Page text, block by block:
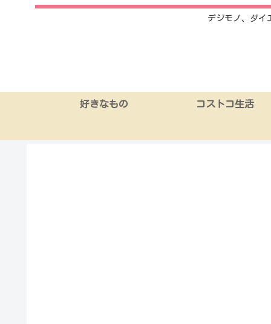
デジモノ、ダイ
好きなもの コストコ生活